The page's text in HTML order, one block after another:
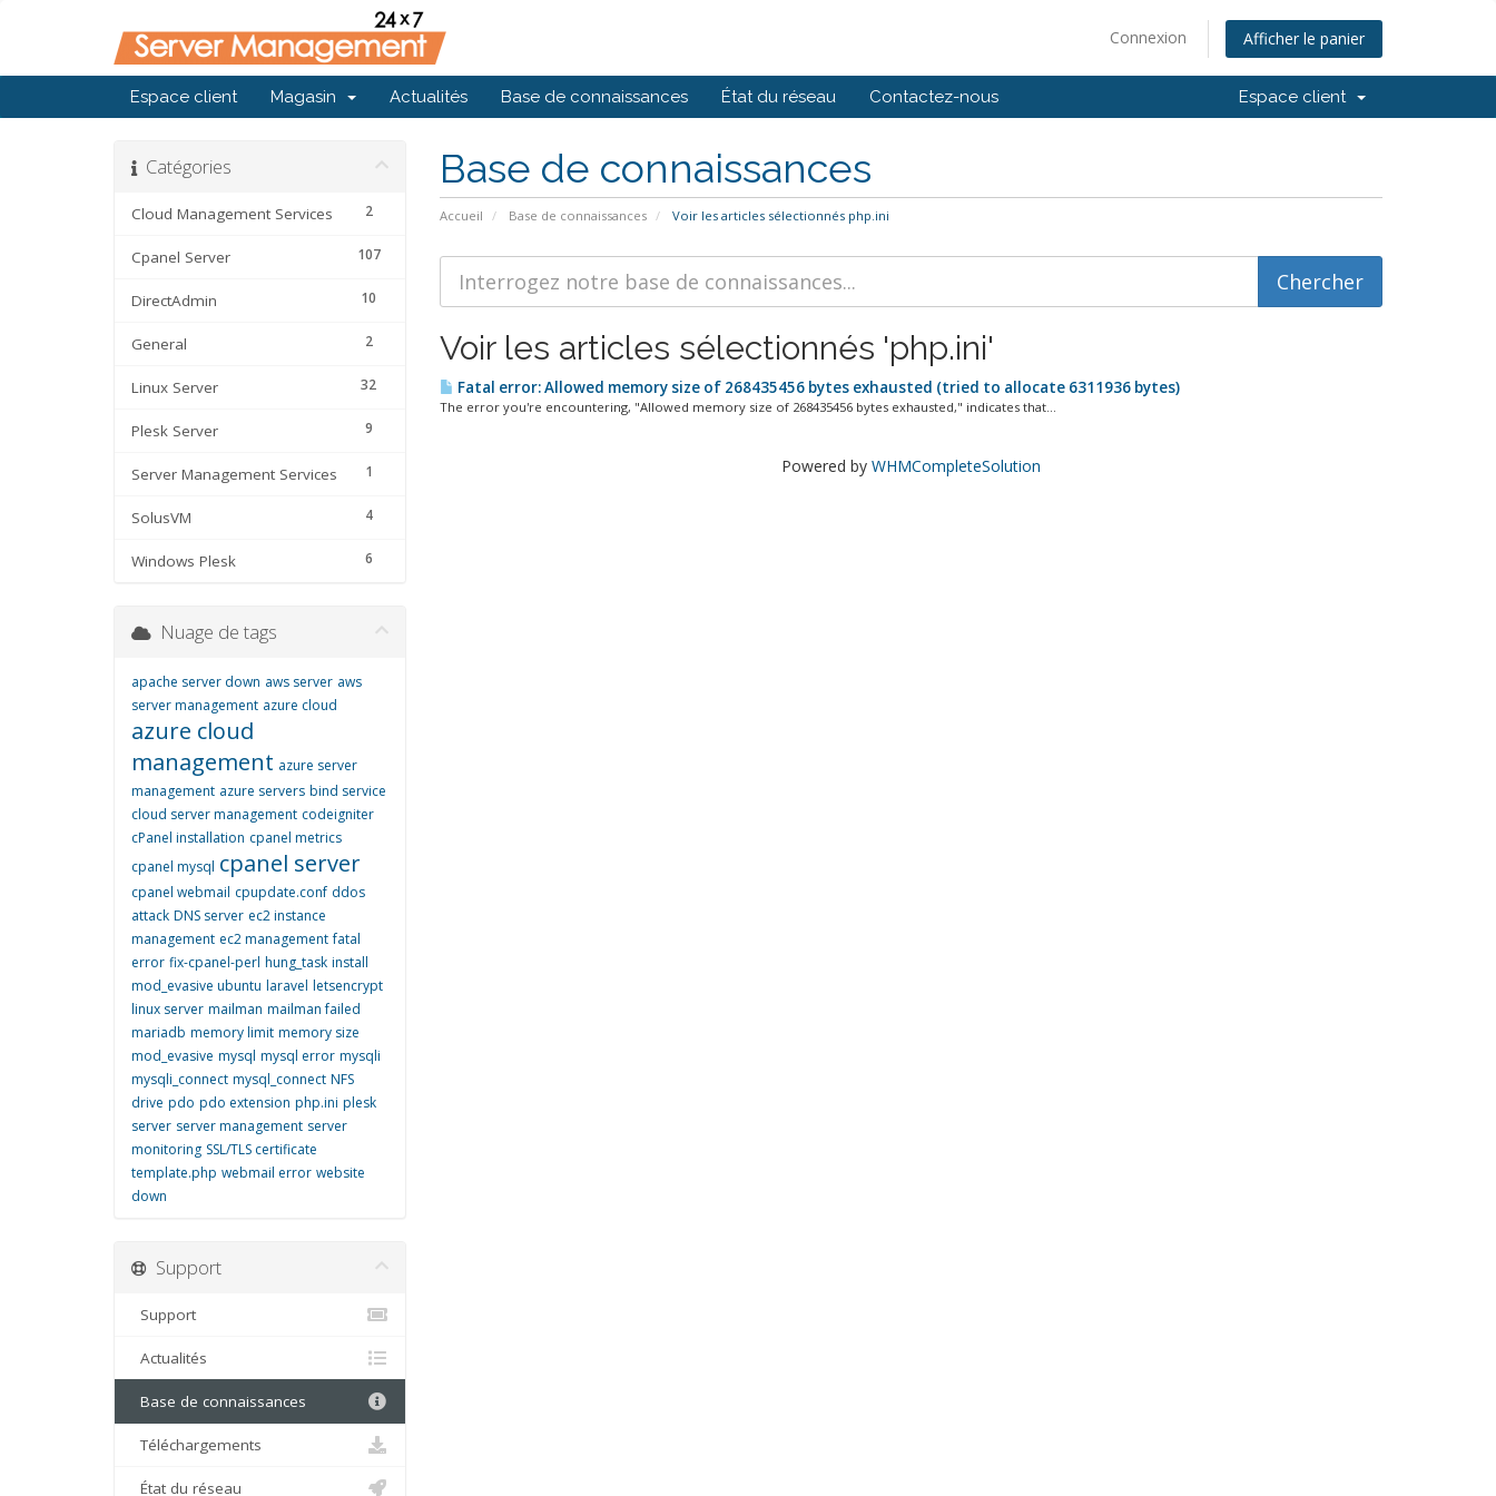
Connexion Afficher le panier
Espace client Magasin Actualités Base de connaissances État du réseau Contactez-nous Espace client
Base de connaissances
Accueil Base de connaissances Voir les articles sélectionnés php.ini
Catégories
2
Cloud Management Services
107
Cpanel Server
10
DirectAdmin
2
General
32
Linux Server
9
Plesk Server
1
Server Management Services
4
SolusVM
6
Windows Plesk
Voir les articles sélectionnés 'php.ini'
Fatal error: Allowed memory size of 268435456 bytes exhausted (tried to allocate 6311936 bytes)
The error you're encountering, "Allowed memory size of 268435456 bytes exhausted," indicates that...
Powered by WHMCompleteSolution
Nuage de tags
apache server down aws server aws
server management azure cloud
azure cloud
management azure server
management azure servers bind service
cloud server management codeigniter
cPanel installation cpanel metrics
cpanel mysql cpanel server
cpanel webmail cpupdate.conf ddos
attack DNS server ec2 instance
management ec2 management fatal
error fix-cpanel-perl hung_task install
mod_evasive ubuntu laravel letsencrypt
linux server mailman mailman failed
mariadb memory limit memory size
mod_evasive mysql mysql error mysqli
mysqli_connect mysql_connect NFS
drive pdo pdo extension php.ini plesk
server server management server
monitoring SSL/TLS certificate
template.php webmail error website
down
Support
Support
Actualités
Base de connaissances
Téléchargements
État du réseau